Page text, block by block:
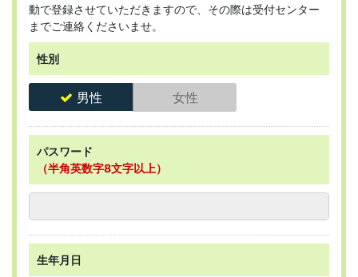
動で登録させていただきますので、その際は受付センター
までご連絡くださいませ。
性別
男性 女性
パスワード
（半角英数字8文字以上）
生年月日